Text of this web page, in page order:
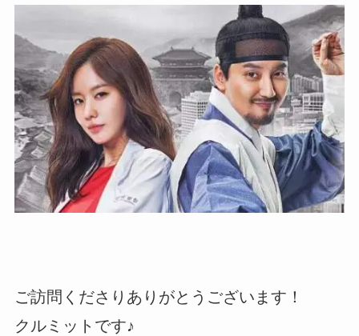
ご訪問くださりありがとうございます！
クルミットです♪